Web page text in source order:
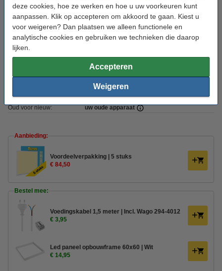
deze cookies, hoe ze werken en hoe u uw voorkeuren kunt
aanpassen. Klik op accepteren om akkoord te gaan. Kiest u
voor weigeren? Dan plaatsen we alleen functionele en
analytische cookies en gebruiken we technieken die daarop
lijken.
Accepteren
Weigeren
Gebruik: Binnen
Branduren: 50.000 uur
Keurmerk: CE, RoHS
EIA: Nee
Energielabel: F
PDF
Oud voor nieuw: uw oude apparaat
Aanbieding:
Voordeelverpakking | 5 stuks
€ 84,50
Bestel mee:
Voedingskabel 1,5 meter | Incl. Wago 294-4012
€ 3,95
Led paneel opbouwframe 60x60 | Wit
€ 14,95